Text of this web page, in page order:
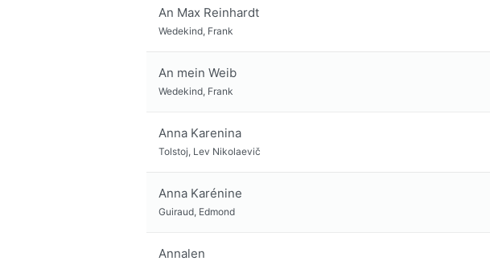
An Max Reinhardt
Wedekind, Frank
An mein Weib
Wedekind, Frank
Anna Karenina
Tolstoj, Lev Nikolaevič
Anna Karénine
Guiraud, Edmond
Annalen